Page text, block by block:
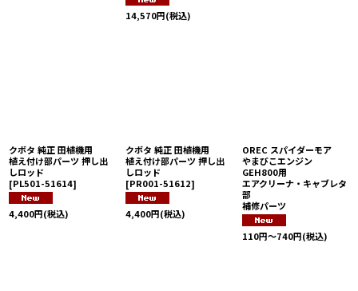
14,570円(税込)
クボタ 純正 田植機用
植え付け部パーツ 押し出
しロッド
[PL501-51614]
4,400円(税込)
クボタ 純正 田植機用
植え付け部パーツ 押し出
しロッド
[PR001-51612]
4,400円(税込)
OREC スパイダーモア
やまびこエンジン
GEH800用
エアクリーナ・キャブレタ
部
補修パーツ
110円～740円(税込)